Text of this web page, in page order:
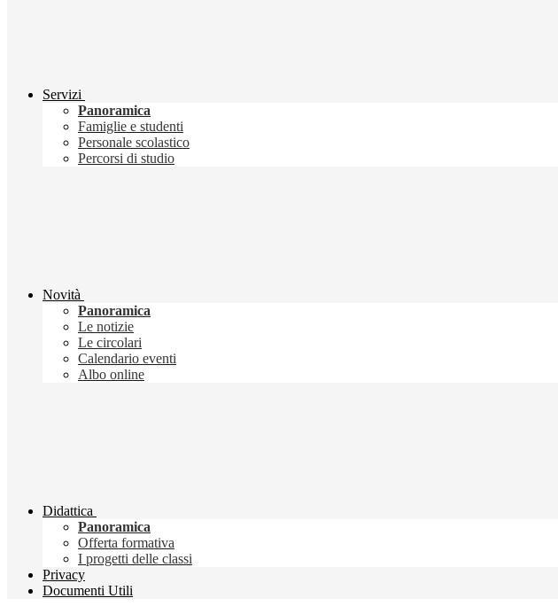
Servizi
Panoramica
Famiglie e studenti
Personale scolastico
Percorsi di studio
Novità
Panoramica
Le notizie
Le circolari
Calendario eventi
Albo online
Didattica
Panoramica
Offerta formativa
I progetti delle classi
Privacy
Documenti Utili